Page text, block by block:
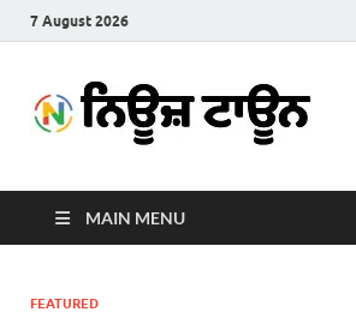
7 August 2026
MAIN MENU
FEATURED